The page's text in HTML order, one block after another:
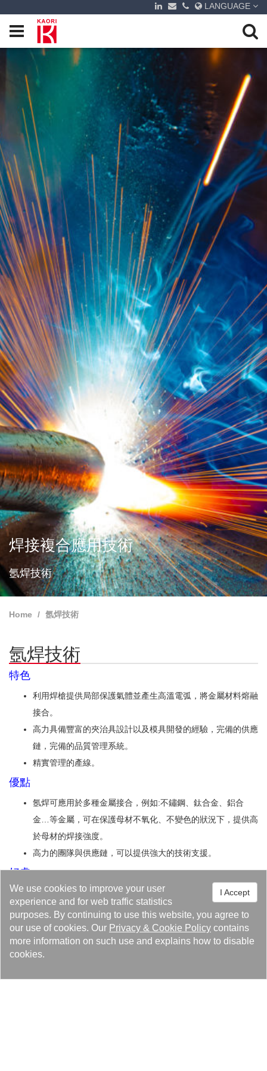
I Accept
We use cookies to improve your user
experience and for web traffic statistics
purposes. By continuing to use this website, you agree to
our use of cookies. Our Privacy & Cookie Policy contains
more information on such use and explains how to disable
cookies.
LANGUAGE
焊接複合應用技術
氬焊技術
Home 氬焊技術
氬焊技術
特色
利用焊槍提供局部保護氣體並產生高溫電弧，將金屬材料熔融
接合。
高力具備豐富的夾治具設計以及模具開發的經驗，完備的供應
鏈，完備的品質管理系統。
精實管理的產線。
優點
氬焊可應用於多種金屬接合，例如:不鏽鋼、鈦合金、鋁合
金…等金屬，可在保護母材不氧化、不變色的狀況下，提供高
於母材的焊接強度。
高力的團隊與供應鏈，可以提供強大的技術支援。
好處
氬焊可將簡易的加工件、板金件、閥件、管件…等各式零件，
結合成複雜的結構，且焊道具備優於母材的特性又可完全氣
密，大幅降低用料與加工成本。
從備料、設計、打樣、直到量產，提供完整的產品開發方案。